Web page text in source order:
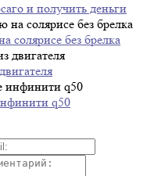
и получить деньги
солярисе без брелка
q50